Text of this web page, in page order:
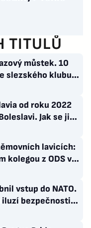
TITULŮ
můstek. 10
slezského klubu
angažmá
od roku 2022
Jak se jim
vedlo?
lavicích:
kolegou z ODS v
vstup do NATO.
iluzí bezpečnosti,